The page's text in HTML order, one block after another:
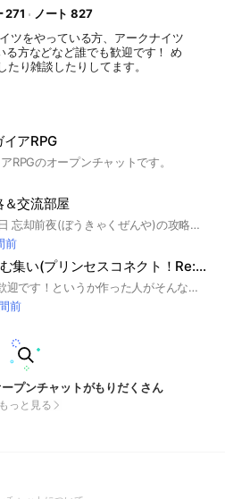
271
ノート 827
ツをやっている方、アークナイツ
方などなど誰でも歓迎です！ め
たり雑談したりしてます。
アRPG
RPGのオープンチャットです。
＆交流部屋
創設日2025年8月3日 忘却前夜(ぼうきゃくぜんや)の攻略＆交流部屋 #忘却前夜
前
プリコネRを楽しむ集い(プリンセスコネクト！Re:Dive)
#プリコネR 初心者歓迎です！というか作った人がそんなに強くないです！(おい)
前
プンチャットがもりだくさん
もっと見る